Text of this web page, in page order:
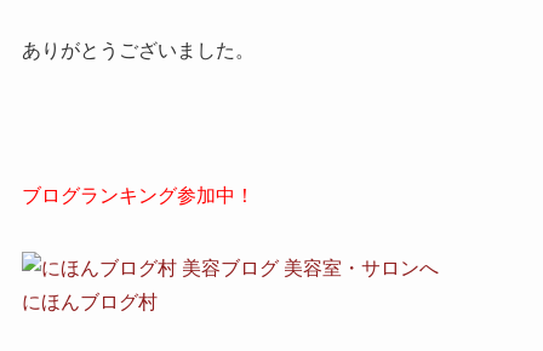
ありがとうございました。
ブログランキング参加中！
にほんブログ村